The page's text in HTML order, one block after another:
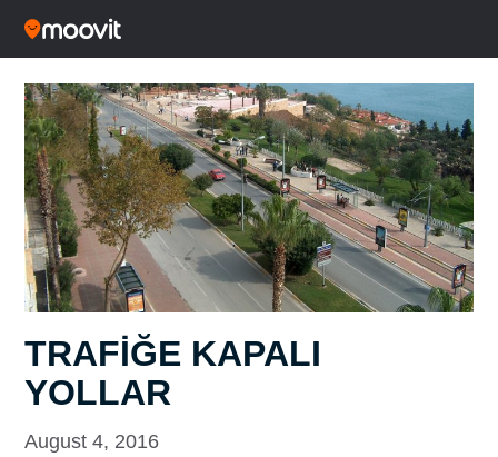
TRAFİĞE KAPALI
YOLLAR
August 4, 2016